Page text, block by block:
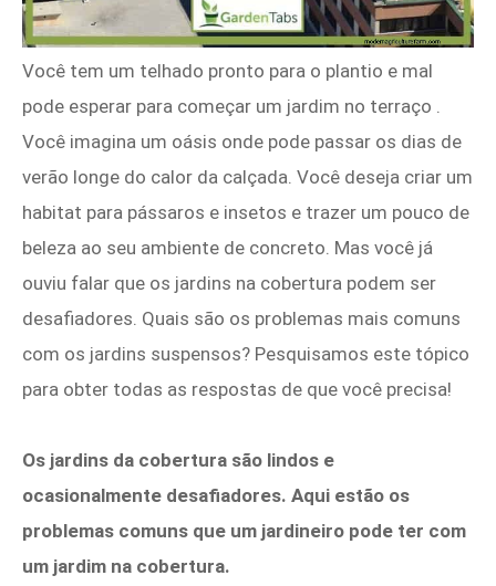
Você tem um telhado pronto para o plantio e mal
pode esperar para começar um jardim no terraço .
Você imagina um oásis onde pode passar os dias de
verão longe do calor da calçada. Você deseja criar um
habitat para pássaros e insetos e trazer um pouco de
beleza ao seu ambiente de concreto. Mas você já
ouviu falar que os jardins na cobertura podem ser
desafiadores. Quais são os problemas mais comuns
com os jardins suspensos? Pesquisamos este tópico
para obter todas as respostas de que você precisa!
Os jardins da cobertura são lindos e
ocasionalmente desafiadores. Aqui estão os
problemas comuns que um jardineiro pode ter com
um jardim na cobertura.